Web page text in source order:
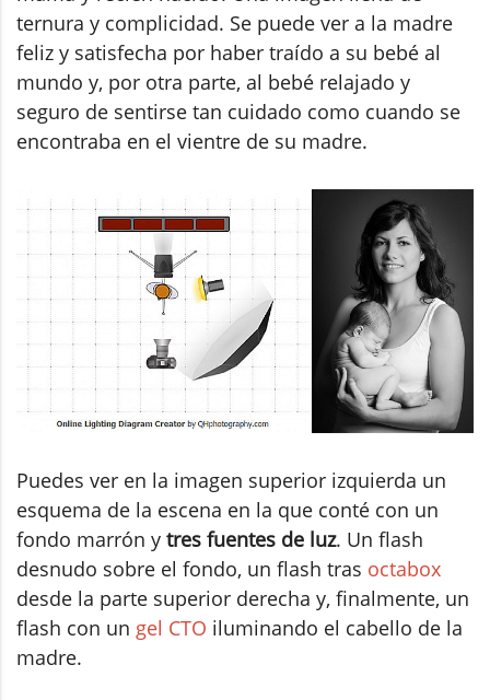
ternura y complicidad. Se puede ver a la madre
feliz y satisfecha por haber traído a su bebé al
mundo y, por otra parte, al bebé relajado y
seguro de sentirse tan cuidado como cuando se
encontraba en el vientre de su madre.
Puedes ver en la imagen superior izquierda un
esquema de la escena en la que conté con un
fondo marrón y tres fuentes de luz. Un flash
desnudo sobre el fondo, un flash tras octabox
desde la parte superior derecha y, finalmente, un
flash con un gel CTO iluminando el cabello de la
madre.